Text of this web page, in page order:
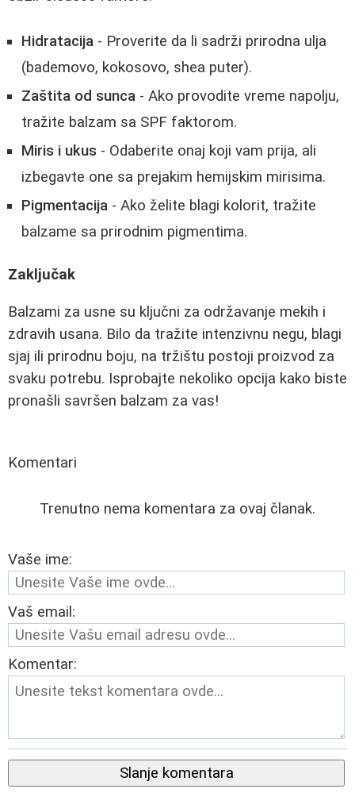
Hidratacija - Proverite da li sadrži prirodna ulja
(bademovo, kokosovo, shea puter).
Zaštita od sunca - Ako provodite vreme napolju,
tražite balzam sa SPF faktorom.
Miris i ukus - Odaberite onaj koji vam prija, ali
izbegavte one sa prejakim hemijskim mirisima.
Pigmentacija - Ako želite blagi kolorit, tražite
balzame sa prirodnim pigmentima.
Zaključak
Balzami za usne su ključni za održavanje mekih i
zdravih usana. Bilo da tražite intenzivnu negu, blagi
sjaj ili prirodnu boju, na tržištu postoji proizvod za
svaku potrebu. Isprobajte nekoliko opcija kako biste
pronašli savršen balzam za vas!
Komentari
Trenutno nema komentara za ovaj članak.
Vaše ime:
Vaš email:
Komentar:
Slanje komentara